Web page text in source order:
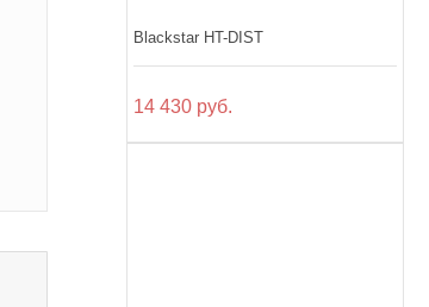
Blackstar HT-DIST
14 430 руб.